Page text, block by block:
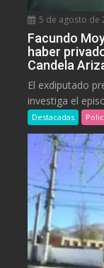
5 de agosto de
Facundo
haber
Candela
El exdiputado
investiga el
Destacadas